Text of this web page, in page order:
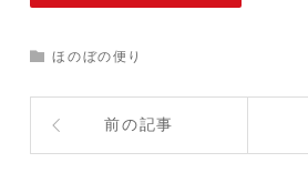
ほのぼの便り
前の記事